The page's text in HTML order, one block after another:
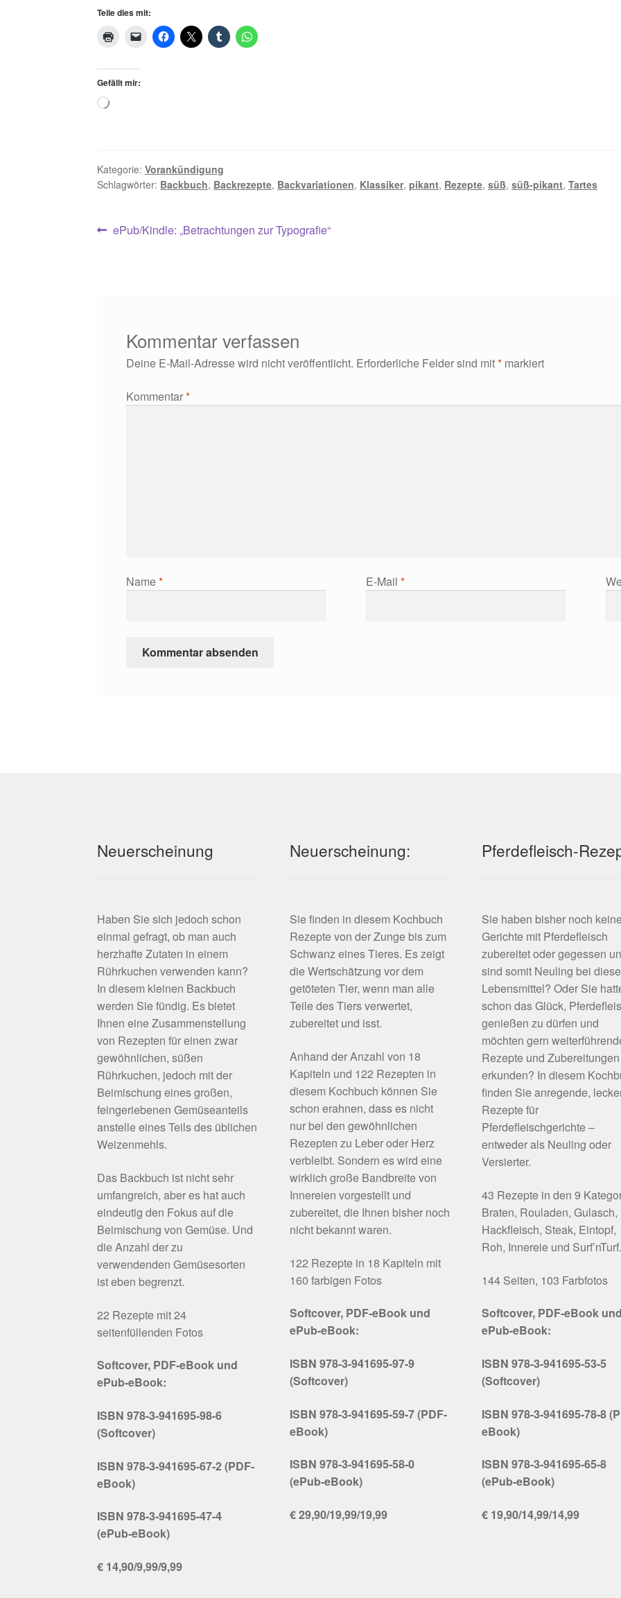
Teile dies mit:
Gefällt mir:
Loading…
Kategorie:Vorankündigung
Schlagwörter: Backbuch, Backrezepte, Backvariationen, Klassiker,pikant, Rezepte,süß,süß-pikant,Tartes
Beitragsnavigation
Vorheriger
ePub/Kindle: „Betrachtungen zur Typografie“
Kommentar verfassen
Deine E-Mail-Adresse wird nicht veröffentlicht. Erforderliche Felder sind mit*markiert
Kommentar*
Name* E-Mail *
Neuerscheinung
Haben Sie sich jedoch schon
einmal gefragt, ob man auch
herzhafte Zutaten in einem
Rührkuchen verwenden kann?
In diesem kleinen Backbuch
werden Sie fündig. Es bietet
Ihnen eine Zusammenstellung
von Rezepten für einen zwar
gewöhnlichen, süßen
Rührkuchen, jedoch mit der
Beimischung eines großen,
feingeriebenen Gemüseanteils
anstelle eines Teils des üblichen
Weizenmehls.
Das Backbuch ist nicht sehr
umfangreich, aber es hat auch
eindeutig den Fokus auf die
Beimischung von Gemüse. Und
die Anzahl der zu
verwendenden Gemüsesorten
ist eben begrenzt.
22 Rezepte mit 24
seitenfüllenden Fotos
Softcover, PDF-eBook und
ePub-eBook:
ISBN 978-3-941695-98-6
(Softcover)
ISBN 978-3-941695-67-2 (PDF-
eBook)
ISBN 978-3-941695-47-4
(ePub-eBook)
€ 14,90/9,99/9,99
Neuerscheinung:
Sie finden in diesem Kochbuch
Rezepte von der Zunge bis zum
Schwanz eines Tieres. Es zeigt
die Wertschätzung vor dem
getöteten Tier, wenn man alle
Teile des Tiers verwertet,
zubereitet und isst.
Anhand der Anzahl von 18
Kapiteln und 122 Rezepten in
diesem Kochbuch können Sie
schon erahnen, dass es nicht
nur bei den gewöhnlichen
Rezepten zu Leber oder Herz
verbleibt. Sondern es wird eine
wirklich große Bandbreite von
Innereien vorgestellt und
zubereitet, die Ihnen bisher noch
nicht bekannt waren.
122 Rezepte in 18 Kapiteln mit
160 farbigen Fotos
Softcover, PDF-eBook und
ePub-eBook:
ISBN 978-3-941695-97-9
(Softcover)
ISBN 978-3-941695-59-7 (PDF-
eBook)
ISBN 978-3-941695-58-0
(ePub-eBook)
€ 29,90/19,99/19,99
Pferdefleisch-
Sie haben bisher noch
Gerichte mit Pferdefleisch
zubereitet oder gegessen
sind somit Neuling bei
Lebensmittel? Oder Sie
schon das Glück,
genießen zu dürfen und
möchten gern
Rezepte und Zubereitungen
erkunden? In diesem
finden Sie anregende,
Rezepte für
Pferdefleischgerichte –
entweder als Neuling oder
Versierter.
43 Rezepte in den 9
Braten, Rouladen, Gulasch,
Hackfleisch, Steak, Eintopf,
Roh, Innereie und Surf’nTurf.
144 Seiten, 103 Farbfotos
Softcover, PDF-eBook und
ePub-eBook:
ISBN 978-3-941695-53-5
(Softcover)
ISBN 978-3-941695-78-8
eBook)
ISBN 978-3-941695-65-8
(ePub-eBook)
€ 19,90/14,99/14,99